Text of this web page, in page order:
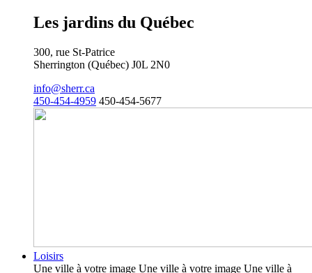
Les jardins du Québec
300, rue St-Patrice
Sherrington (Québec) J0L 2N0
info@sherr.ca
450-454-4959 450-454-5677
Loisirs
Une ville à votre image Une ville à votre image Une ville à